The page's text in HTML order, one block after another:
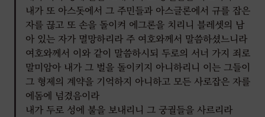
내가 또 아스돗에서 그 주민들과 아스글론에서 규를 잡은
자를 끊고 또 손을 돌이켜 에그론을 치리니 블레셋의 남
아 있는 자가 멸망하리라 주 여호와께서 말씀하셨느니라
여호와께서 이와 같이 말씀하시되 두로의 서너 가지 죄로
말미암아 내가 그 벌을 돌이키지 아니하리니 이는 그들이
그 형제의 계약을 기억하지 아니하고 모든 사로잡은 자를
에돔에 넘겼음이라
내가 두로 성에 불을 보내리니 그 궁궐들을 사르리라